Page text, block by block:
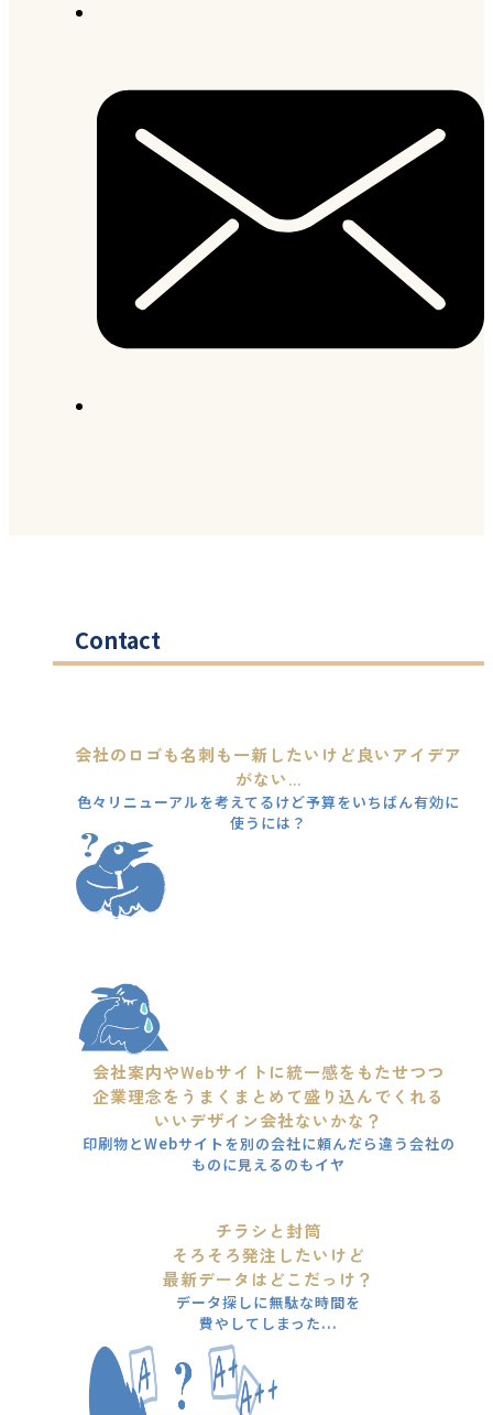
Contact
会社のロゴも名刺も一新したいけど良いアイデア
がない...
色々リニューアルを考えてるけど予算をいちばん有効に
使うには？
会社案内やWebサイトに統一感をもたせつつ
企業理念をうまくまとめて盛り込んでくれる
いいデザイン会社ないかな？
印刷物とWebサイトを別の会社に頼んだら違う会社の
ものに見えるのもイヤ
チラシと封筒
そろそろ発注したいけど
最新データはどこだっけ？
データ探しに無駄な時間を
費やしてしまった...